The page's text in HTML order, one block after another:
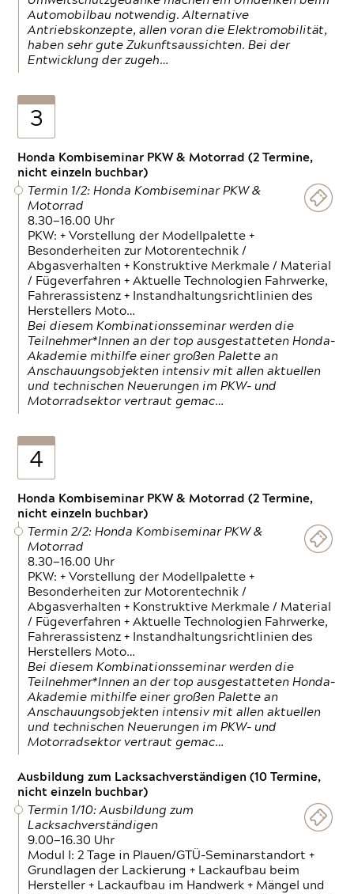
Automobilbau notwendig. Alternative
Antriebskonzepte, allen voran die Elektromobilität,
haben sehr gute Zukunftsaussichten. Bei der
Entwicklung der zugeh…
3
Honda Kombiseminar PKW & Motorrad (2 Termine,
nicht einzeln buchbar)
Termin 1/2: Honda Kombiseminar PKW &
Motorrad
8.30—16.00 Uhr
PKW: + Vorstellung der Modellpalette +
Besonderheiten zur Motorentechnik /
Abgasverhalten + Konstruktive Merkmale / Material
/ Fügeverfahren + Aktuelle Technologien Fahrwerke,
Fahrerassistenz + Instandhaltungsrichtlinien des
Herstellers Moto…
Bei diesem Kombinationsseminar werden die
Teilnehmer*Innen an der top ausgestatteten Honda-
Akademie mithilfe einer großen Palette an
Anschauungsobjekten intensiv mit allen aktuellen
und technischen Neuerungen im PKW- und
Motorradsektor vertraut gemac…
4
Honda Kombiseminar PKW & Motorrad (2 Termine,
nicht einzeln buchbar)
Termin 2/2: Honda Kombiseminar PKW &
Motorrad
8.30—16.00 Uhr
PKW: + Vorstellung der Modellpalette +
Besonderheiten zur Motorentechnik /
Abgasverhalten + Konstruktive Merkmale / Material
/ Fügeverfahren + Aktuelle Technologien Fahrwerke,
Fahrerassistenz + Instandhaltungsrichtlinien des
Herstellers Moto…
Bei diesem Kombinationsseminar werden die
Teilnehmer*Innen an der top ausgestatteten Honda-
Akademie mithilfe einer großen Palette an
Anschauungsobjekten intensiv mit allen aktuellen
und technischen Neuerungen im PKW- und
Motorradsektor vertraut gemac…
Ausbildung zum Lacksachverständigen (10 Termine,
nicht einzeln buchbar)
Termin 1/10: Ausbildung zum
Lacksachverständigen
9.00—16.30 Uhr
Modul I: 2 Tage in Plauen/GTÜ-Seminarstandort +
Grundlagen der Lackierung + Lackaufbau beim
Hersteller + Lackaufbau im Handwerk + Mängel und